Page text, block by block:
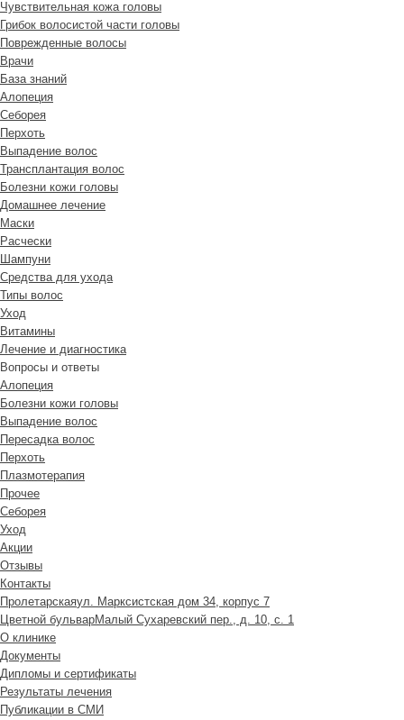
Чувствительная кожа головы
Грибок волосистой части головы
Поврежденные волосы
Врачи
База знаний
Алопеция
Себорея
Перхоть
Выпадение волос
Трансплантация волос
Болезни кожи головы
Домашнее лечение
Маски
Расчески
Шампуни
Средства для ухода
Типы волос
Уход
Витамины
Лечение и диагностика
Вопросы и ответы
Алопеция
Болезни кожи головы
Выпадение волос
Пересадка волос
Перхоть
Плазмотерапия
Прочее
Себорея
Уход
Акции
Отзывы
Контакты
Пролетарскаяул. Марксистская дом 34, корпус 7
Цветной бульварМалый Сухаревский пер., д. 10, с. 1
О клинике
Документы
Дипломы и сертификаты
Результаты лечения
Публикации в СМИ